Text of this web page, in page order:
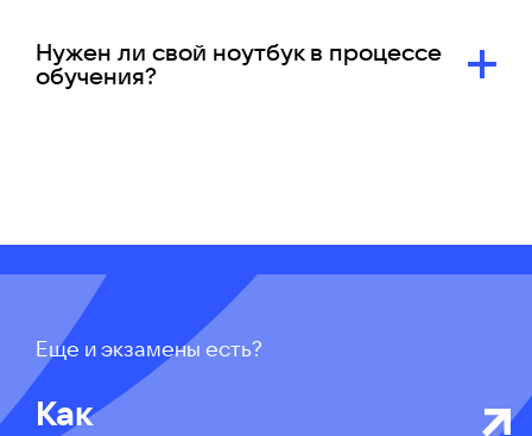
Нужен ли свой ноутбук в процессе
обучения?
Еще и экзамены есть?
Как